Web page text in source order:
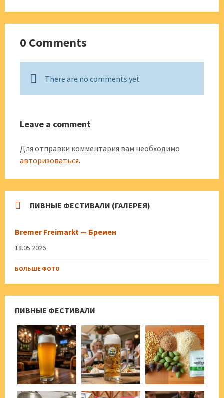
0 Comments
There are no comments yet
Leave a comment
Для отправки комментария вам необходимо
авторизоваться.
ПИВНЫЕ ФЕСТИВАЛИ (ГАЛЕРЕЯ)
Bremer Freimarkt — Бремен
18.05.2026
БОЛЬШЕ ФОТО
ПИВНЫЕ ФЕСТИВАЛИ